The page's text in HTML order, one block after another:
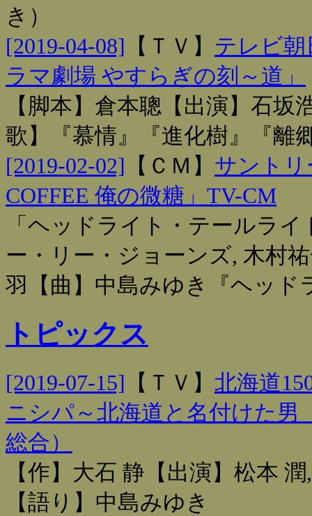
き）
[2019-04-08] 【 ＴＶ 】 テレビ朝
ラマ劇場 やすらぎの刻～道」
【脚本】倉本聰【出演】石坂
歌】『慕情』『進化樹』『離
[2019-02-02] 【 ＣＭ 】 サントリ
COFFEE 俺の微糖」TV-CM
「ヘッドライト・テールラ
ー・リー・ジョーンズ, 木村
羽【曲】中島みゆき『ヘッド
トピックス
[2019-07-15] 【 ＴＶ 】 北海道
ニシパ～北海道と名付けた
総合）
【作】大石 静【出演】松本
【語り】中島みゆき